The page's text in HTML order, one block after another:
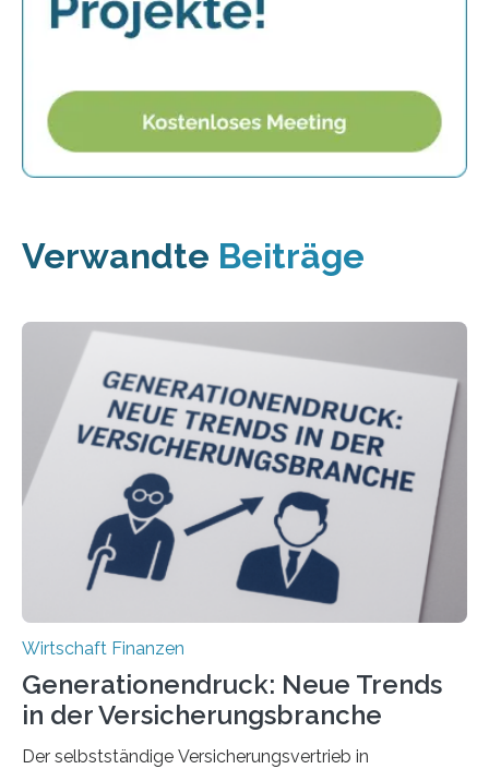
Verwandte Beiträge
Wirtschaft Finanzen
Generationendruck: Neue Trends
in der Versicherungsbranche
Der selbstständige Versicherungsvertrieb in